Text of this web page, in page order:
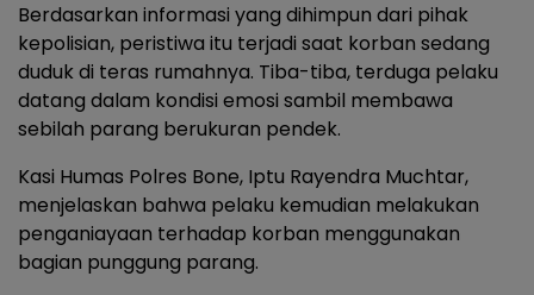
Berdasarkan informasi yang dihimpun dari pihak
kepolisian, peristiwa itu terjadi saat korban sedang
duduk di teras rumahnya. Tiba-tiba, terduga pelaku
datang dalam kondisi emosi sambil membawa
sebilah parang berukuran pendek.
Kasi Humas Polres Bone, Iptu Rayendra Muchtar,
menjelaskan bahwa pelaku kemudian melakukan
penganiayaan terhadap korban menggunakan
bagian punggung parang.